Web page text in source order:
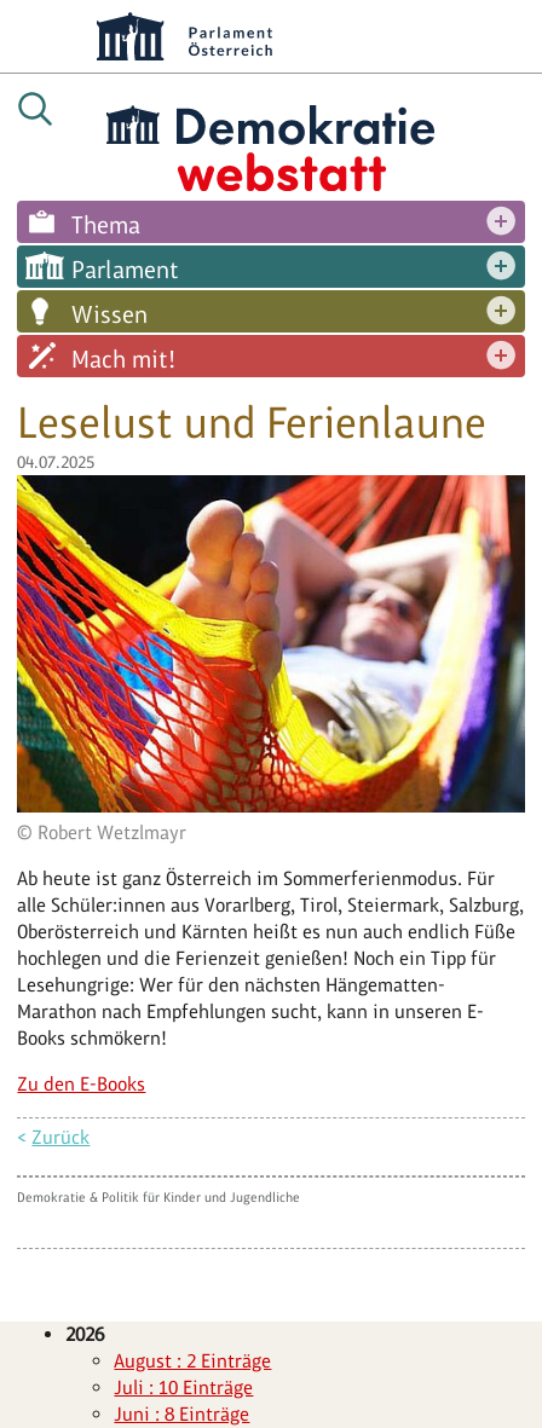
Thema
Parlament
Wissen
Mach mit!
Leselust und Ferienlaune
04.07.2025
© Robert Wetzlmayr
Ab heute ist ganz Österreich im Sommerferienmodus. Für
alle Schüler:innen aus Vorarlberg, Tirol, Steiermark, Salzburg,
Oberösterreich und Kärnten heißt es nun auch endlich Füße
hochlegen und die Ferienzeit genießen! Noch ein Tipp für
Lesehungrige: Wer für den nächsten Hängematten-
Marathon nach Empfehlungen sucht, kann in unseren E-
Books schmökern!
Zu den E-Books
<Zurück
Demokratie & Politik für Kinder und Jugendliche
2026
August : 2 Einträge
Juli : 10 Einträge
Juni : 8 Einträge